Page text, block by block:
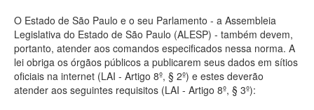
O Estado de São Paulo e o seu Parlamento - a Assembleia
Legislativa do Estado de São Paulo (ALESP) - também devem,
portanto, atender aos comandos especificados nessa norma. A
lei obriga os órgãos públicos a publicarem seus dados em sítios
oficiais na internet (LAI - Artigo 8º, § 2º) e estes deverão
atender aos seguintes requisitos (LAI - Artigo 8º, § 3º):